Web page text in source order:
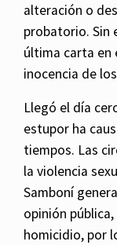
alteración o
probatorio. Sin
última carta
inocencia de
Llegó el día
estupor ha
tiempos. Las
la violencia
Samboní
opinión
homicidio, por